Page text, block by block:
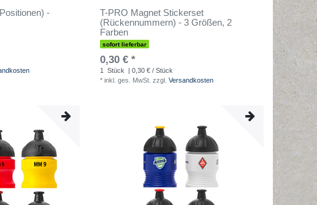
-
T-PRO Magnet Stickerset
(Rückennummern) - 3 Größen, 2
Farben
sofort lieferbar
0,30 € *
1 Stück
| 0,30 € / Stück
* inkl. ges. MwSt. zzgl. Versandkosten